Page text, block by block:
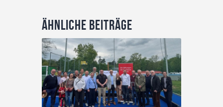
Ähnliche Beiträge